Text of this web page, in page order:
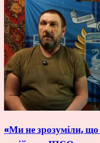
«Ми не зрозуміли, що